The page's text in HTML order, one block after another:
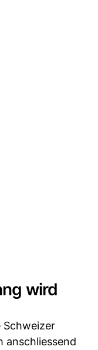
wird
Schweizer
anschliessend